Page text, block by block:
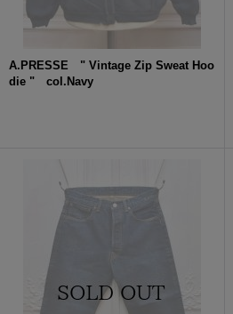
A.PRESSE " Vintage Zip Sweat Hoo
die " col.Navy